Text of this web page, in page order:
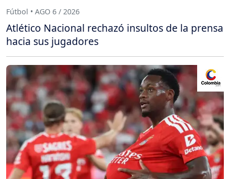
Fútbol • AGO 6 / 2026
Atlético Nacional rechazó insultos de la prensa
hacia sus jugadores